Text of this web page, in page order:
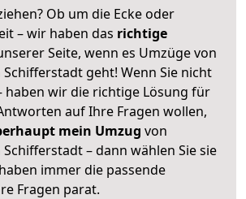
Ob um die Ecke oder
– wir haben das richtige
Seite, wenn es Umzüge von
geht! Wenn Sie nicht
haben wir die richtige Lösung für
auf Ihre Fragen wollen,
mein Umzug von
– dann wählen Sie sie
immer die passende
Fragen parat.